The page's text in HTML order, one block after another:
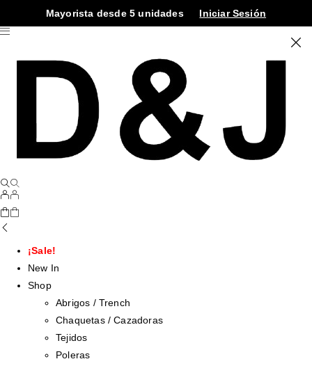
Mayorista desde 5 unidades Iniciar Sesión
¡Sale!
New In
Shop
Abrigos / Trench
Chaquetas / Cazadoras
Tejidos
Poleras